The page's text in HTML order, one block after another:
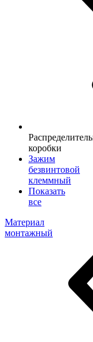
коробки
Зажим
безвинтовой
клеммный
Показать
все
Материал
монтажный